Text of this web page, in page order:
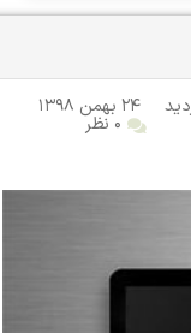
۲۴ بهمن ۱۳۹۸
۰ نظر